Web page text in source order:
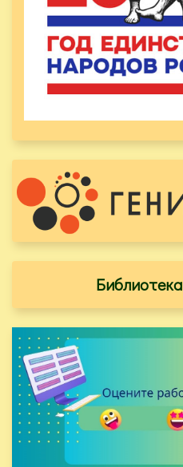
Библиотека